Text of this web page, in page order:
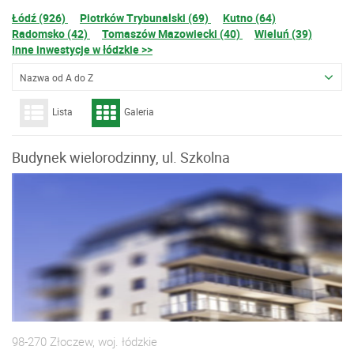
Łódź (926) Piotrków Trybunalski (69)
Kutno (64)
Radomsko (42)
Tomaszów Mazowiecki (40)
Wieluń (39)
Inne inwestycje w łódzkie >>
Nazwa od A do Z
Lista Galeria
Budynek wielorodzinny, ul. Szkolna
98-270 Złoczew, woj. łódzkie